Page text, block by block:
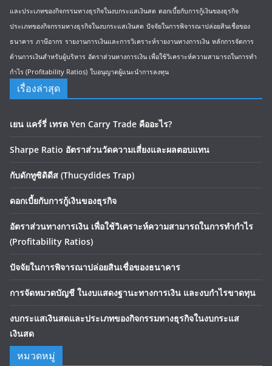
และประเภทของกิจกรรมทางธุรกิจในงบกระแสเงินสด ดอกเบี้ยกับการกู้เงินของธุรกิจ
ประเภทของกิจกรรมทางธุรกิจในงบกระแสเงินสด ปัจจัยในการพิจารณาปล่อยสินเชื่อของ
ธนาคาร ภาษีอากร รายงานการเงินและการวิเคราะห์รายงานทางการเงิน หลักการจัดการ
ด้านการเงินสำหรับผู้บริหาร อัตราส่วนทางการเงิน เพื่อใช้วิเคราะห์ความสามารถในการทำ
กำไร (Profitability Ratios) ใบอนุญาตผู้แนะนำการลงทุน
เรื่องล่าสุด
เยน แคร์รี่ เทรด Yen Carry Trade คืออะไร?
Sharpe Ratio อัตราส่วนวัดความเสี่ยงและผลตอบแทน
กับดักทูซิดิดีส (Thucydides Trap)
ดอกเบี้ยกับการกู้เงินของธุรกิจ
อัตราส่วนทางการเงิน เพื่อใช้วิเคราะห์ความสามารถในการทำกำไร
(Profitability Ratios)
ปัจจัยในการพิจารณาปล่อยสินเชื่อของธนาคาร
การจัดหมวดบัญชี ในงบแสดงฐานะทางการเงิน และงบกำไรขาดทุน
งบกระแสเงินสดและประเภทของกิจกรรมทางธุรกิจในงบกระแส
เงินสด
หมวดหมู่